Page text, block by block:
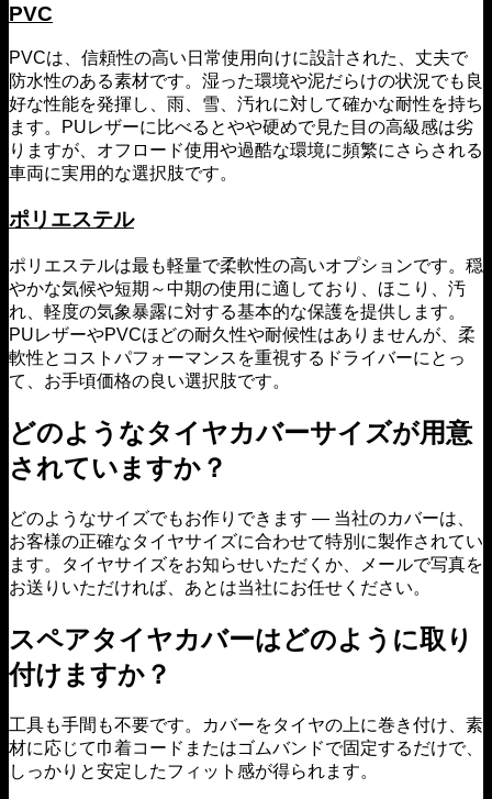
PVC
PVCは、信頼性の高い日常使用向けに設計された、丈夫で
防水性のある素材です。湿った環境や泥だらけの状況でも良
好な性能を発揮し、雨、雪、汚れに対して確かな耐性を持ち
ます。PUレザーに比べるとやや硬めで見た目の高級感は劣
りますが、オフロード使用や過酷な環境に頻繁にさらされる
車両に実用的な選択肢です。
ポリエステル
ポリエステルは最も軽量で柔軟性の高いオプションです。穏
やかな気候や短期～中期の使用に適しており、ほこり、汚
れ、軽度の気象暴露に対する基本的な保護を提供します。
PUレザーやPVCほどの耐久性や耐候性はありませんが、柔
軟性とコストパフォーマンスを重視するドライバーにとっ
て、お手頃価格の良い選択肢です。
どのようなタイヤカバーサイズが用意
されていますか？
どのようなサイズでもお作りできます — 当社のカバーは、
お客様の正確なタイヤサイズに合わせて特別に製作されてい
ます。タイヤサイズをお知らせいただくか、メールで写真を
お送りいただければ、あとは当社にお任せください。
スペアタイヤカバーはどのように取り
付けますか？
工具も手間も不要です。カバーをタイヤの上に巻き付け、素
材に応じて巾着コードまたはゴムバンドで固定するだけで、
しっかりと安定したフィット感が得られます。